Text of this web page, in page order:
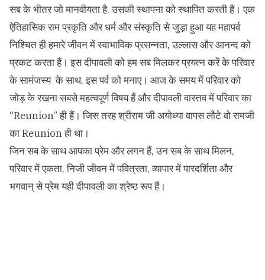
सब के भीतर जो मानवीयता है, उसकी स्थापना को स्थापित करती हैं। एक
ऐतिहासिक राम प्रकृति और धर्म और संस्कृति से जुड़ा हुआ यह महापर्व
निश्चित ही हमारे जीवन में स्वाभाविक प्रसन्नता, उल्लास और आनन्द को
प्रकट करता हैं। इस दीपावली को हम सब मिलकर प्रयत्न करें के परिवार
के सामंजस्य के साथ, इस पर्व को मनाए। आज के समय में परिवार को
जोड़ के रखना सबसे महत्वपूर्ण विषय हैं और दीपावली वास्तव में परिवार का
“Reunion” ही हैं। जिस तरह श्रीराम जी अयोध्या वापस लौटे वो रामजी
का Reunion ही था।
जिन सब के साथ आपका प्रेम और लगन हैं, उन सब के साथ मिलन,
परिवार में एकता, निजी जीवन में पवित्रता, व्यापार में पारदर्शिता और
भगवान् से प्रेम यही दीपावली का श्रेष्ठ रूप हैं।